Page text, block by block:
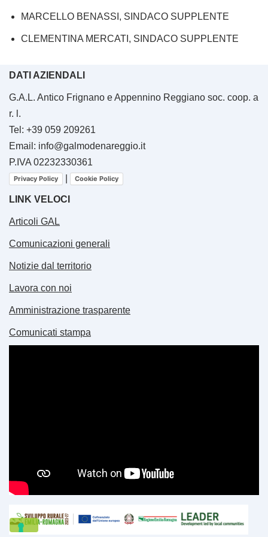
MARCELLO BENASSI, SINDACO SUPPLENTE
CLEMENTINA MERCATI, SINDACO SUPPLENTE
DATI AZIENDALI
G.A.L. Antico Frignano e Appennino Reggiano soc. coop. a
r. l.
Tel: +39 059 209261
Email: info@galmodenareggio.it
P.IVA 02232330361
Privacy Policy Cookie Policy
LINK VELOCI
Articoli GAL
Comunicazioni generali
Notizie dal territorio
Lavora con noi
Amministrazione trasparente
Comunicati stampa